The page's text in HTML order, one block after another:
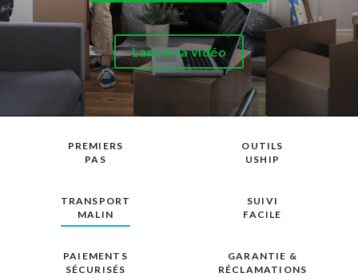
Lancer la vidéo
PREMIERS
PAS
OUTILS
USHIP
TRANSPORT
MALIN
SUIVI
FACILE
PAIEMENTS
SÉCURISÉS
GARANTIE &
RÉCLAMATIONS